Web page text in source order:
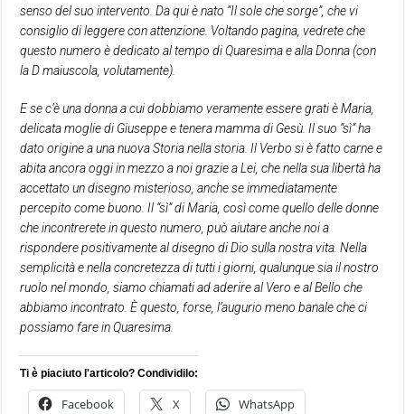
senso del suo intervento. Da qui è nato “Il sole che sorge”, che vi
consiglio di leggere con attenzione. Voltando pagina, vedrete che
questo numero è dedicato al tempo di Quaresima e alla Donna (con
la D maiuscola, volutamente).
E se c’è una donna a cui dobbiamo veramente essere grati è Maria,
delicata moglie di Giuseppe e tenera mamma di Gesù. Il suo “sì” ha
dato origine a una nuova Storia nella storia. Il Verbo si è fatto carne e
abita ancora oggi in mezzo a noi grazie a Lei, che nella sua libertà ha
accettato un disegno misterioso, anche se immediatamente
percepito come buono. Il “sì” di Maria, così come quello delle donne
che incontrerete in questo numero, può aiutare anche noi a
rispondere positivamente al disegno di Dio sulla nostra vita. Nella
semplicità e nella concretezza di tutti i giorni, qualunque sia il nostro
ruolo nel mondo, siamo chiamati ad aderire al Vero e al Bello che
abbiamo incontrato. È questo, forse, l’augurio meno banale che ci
possiamo fare in Quaresima.
Ti è piaciuto l'articolo? Condividilo:
Facebook X WhatsApp